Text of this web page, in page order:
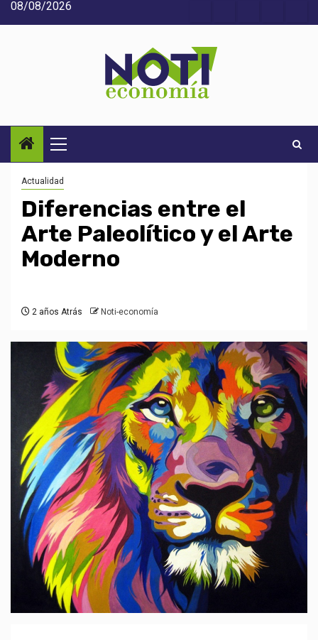
Saltar
al
08/08/2026
Noti-
economía
Menú
principal
Actualidad
Diferencias entre el
Arte Paleolítico y el Arte
Moderno
2 años Atrás Noti-economía